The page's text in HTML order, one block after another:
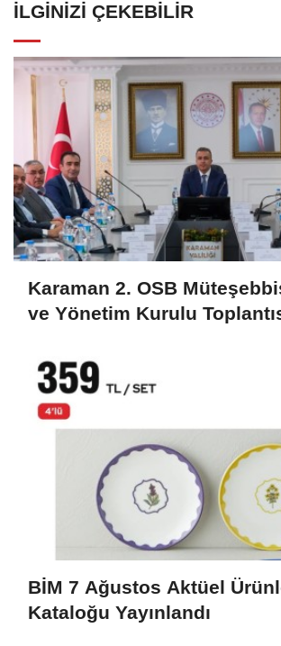
İLGINIZI ÇEKEBILIR
Karaman 2. OSB
ve Yönetim Kurulu
BİM 7 Ağustos Aktüel
Kataloğu Yayınlandı